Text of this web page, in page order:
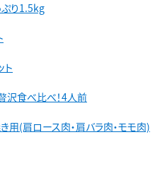
り1.5kg
ト
沢食べ比べ！4人前
用(肩ロース肉・肩バラ肉・モモ肉)